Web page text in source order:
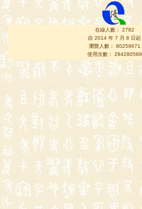
在線人數： 2782
自 2014 年 7 月 8 日起
瀏覽人數： 80259671
使用次數： 294280589